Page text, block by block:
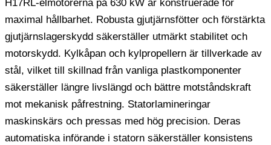
H17RL-elmotorerna på 630 kW är konstruerade för
maximal hållbarhet. Robusta gjutjärnsfötter och förstärkta
gjutjärnslagerskydd säkerställer utmärkt stabilitet och
motorskydd. Kylkåpan och kylpropellern är tillverkade av
stål, vilket till skillnad från vanliga plastkomponenter
säkerställer längre livslängd och bättre motståndskraft
mot mekanisk påfrestning. Statorlamineringar
maskinskärs och pressas med hög precision. Deras
automatiska införande i statorn säkerställer konsistens